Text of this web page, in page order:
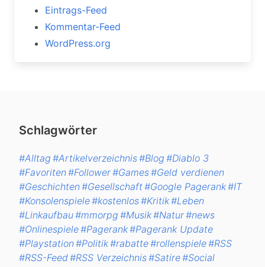
Eintrags-Feed
Kommentar-Feed
WordPress.org
Schlagwörter
#Alltag #Artikelverzeichnis#Blog #Diablo 3
#Favoriten#Follower#Games#Geld verdienen
#Geschichten#Gesellschaft#Google Pagerank#IT
#Konsolenspiele#kostenlos#Kritik#Leben
#Linkaufbau#mmorpg #Musik#Natur#news
#Onlinespiele#Pagerank#Pagerank Update
#Playstation#Politik#rabatte#rollenspiele#RSS
#RSS-Feed#RSS Verzeichnis#Satire#Social